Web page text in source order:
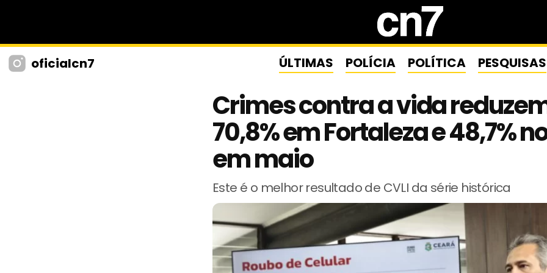
oficialcn7 ÚLTIMAS POLÍCIA POLÍTICA PESQUISAS
Crimes contra a vida
70,8% em Fortaleza e 48,7%
em maio
Este é o melhor resultado de CVLI da série histórica